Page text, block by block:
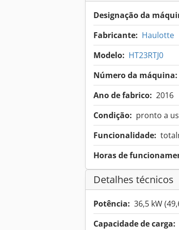
Designação da
Fabricante: Haulotte
Modelo: HT23RTJ0
Número da máquina:
Ano de fabrico: 2016
Condição: pronto a
Funcionalidade:
Horas de
Detalhes técnicos
Potência: 36,5 kW
Capacidade de carga: